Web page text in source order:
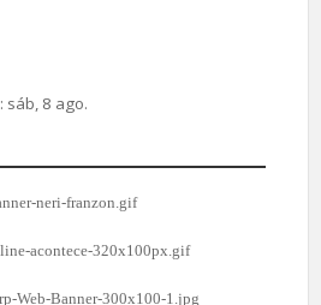
: sáb, 8 ago.